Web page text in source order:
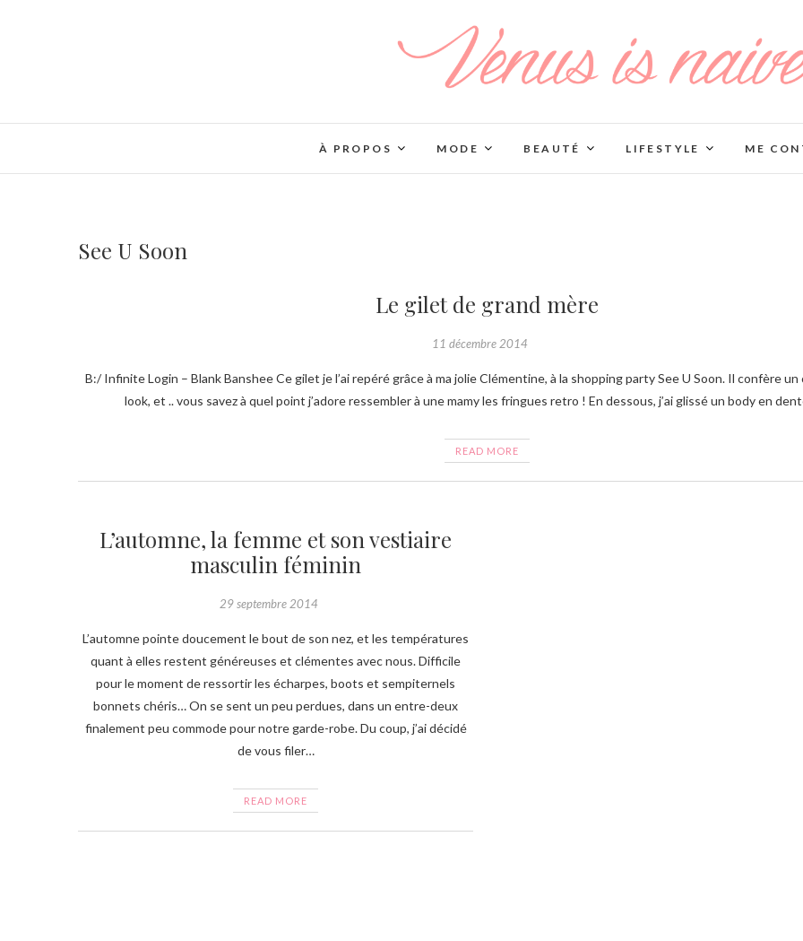
À PROPOS MODE BEAUTÉ LIFESTYLE ME
See U Soon
Le gilet de grand mère
11 décembre 2014
B:/ Infinite Login – Blank Banshee Ce gilet je l’ai repéré grâce à ma jolie Clémentine, à la shopping party See U Soon. Il confère un côté vintage au
look, et .. vous savez à quel point j’adore ressembler à une mamy les fringues retro ! En dessous, j’ai glissé un body en
READ MORE
L’automne, la femme et son vestiaire
masculin féminin
29 septembre 2014
L’automne pointe doucement le bout de son nez, et les températures
quant à elles restent généreuses et clémentes avec nous. Difficile
pour le moment de ressortir les écharpes, boots et sempiternels
bonnets chéris… On se sent un peu perdues, dans un entre-deux
finalement peu commode pour notre garde-robe. Du coup, j’ai décidé
de vous filer…
READ MORE